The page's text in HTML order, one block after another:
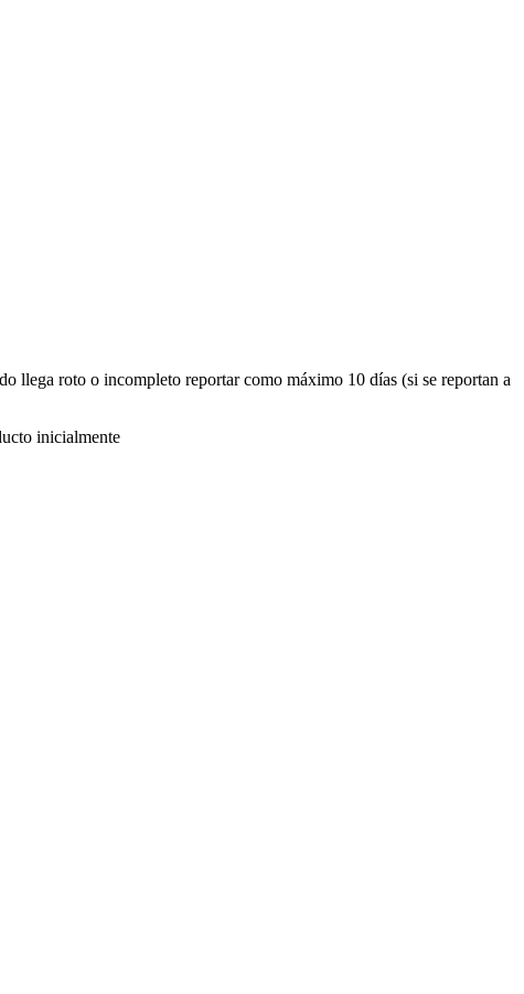
llega roto o incompleto reportar como máximo 10 días (si se reportan a
inicialmente